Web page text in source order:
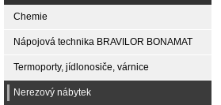
Chemie
Nápojová technika BRAVILOR BONAMAT
Termoporty, jídlonosiče, várnice
Nerezový nábytek